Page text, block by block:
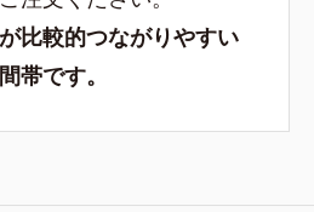
比較的つながりやすい
帯です。